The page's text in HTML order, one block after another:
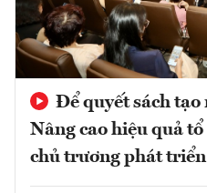
Để quyết sách
Nâng cao hiệu quả
chủ trương phát